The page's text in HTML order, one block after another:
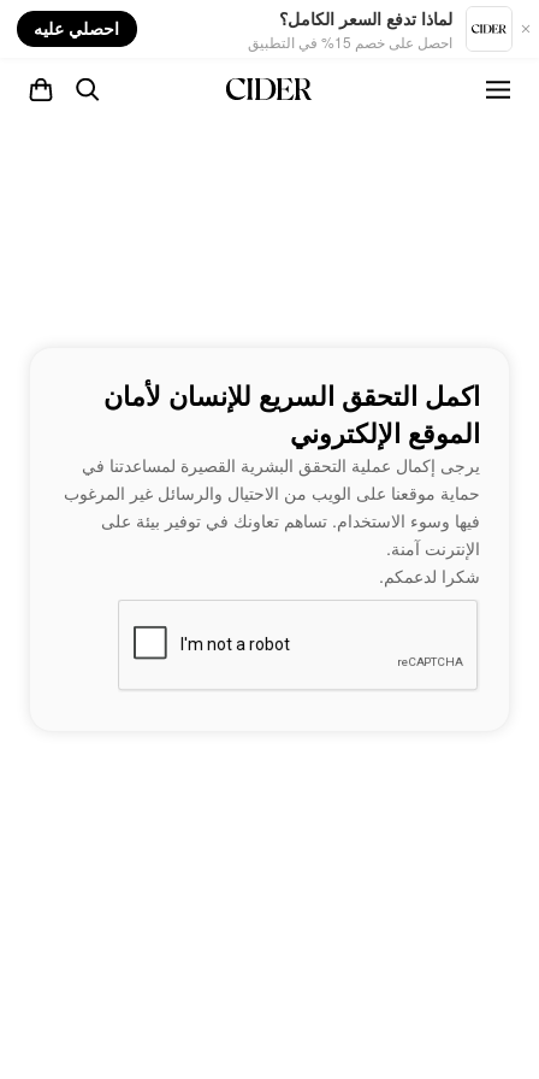
لماذا تدفع السعر الكامل؟
احصل على خصم 15% في التطبيق
احصلي عليه
اكمل التحقق السريع للإنسان لأمان
الموقع الإلكتروني
يرجى إكمال عملية التحقق البشرية القصيرة لمساعدتنا في
حماية موقعنا على الويب من الاحتيال والرسائل غير المرغوب
فيها وسوء الاستخدام. تساهم تعاونك في توفير بيئة على
الإنترنت آمنة.
شكرا لدعمكم.